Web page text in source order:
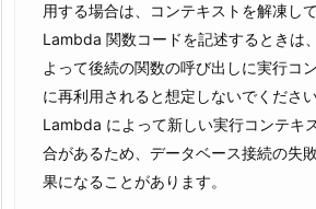
用する場合は、コンテキストを解凍し
Lambda 関数コードを記述するときは
よって後続の関数の呼び出しに実行コ
に再利用されると想定しないでくださ
Lambda によって新しい実行コンテキ
合があるため、データベース接続の失
果になることがあります。